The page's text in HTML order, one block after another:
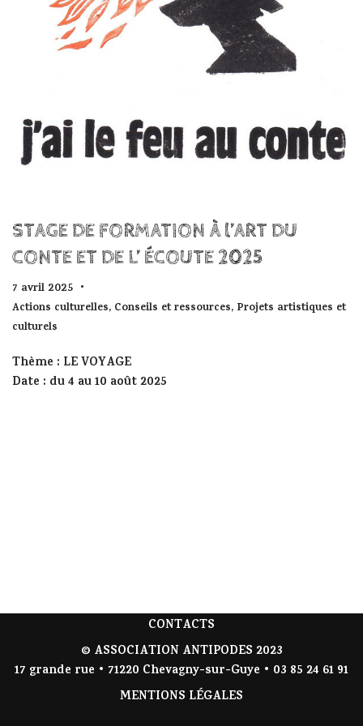
STAGE DE FORMATION À l’ART DU
CONTE ET DE L’ ÉCOUTE 2025
7 avril 2025
Actions culturelles, Conseils et ressources, Projets artistiques et
culturels
Thème : LE VOYAGE
Date : du 4 au 10 août 2025
CONTACTS
© ASSOCIATION ANTIPODES 2023
17 grande rue • 71220 Chevagny-sur-Guye • 03 85 24 61 91
MENTIONS LÉGALES